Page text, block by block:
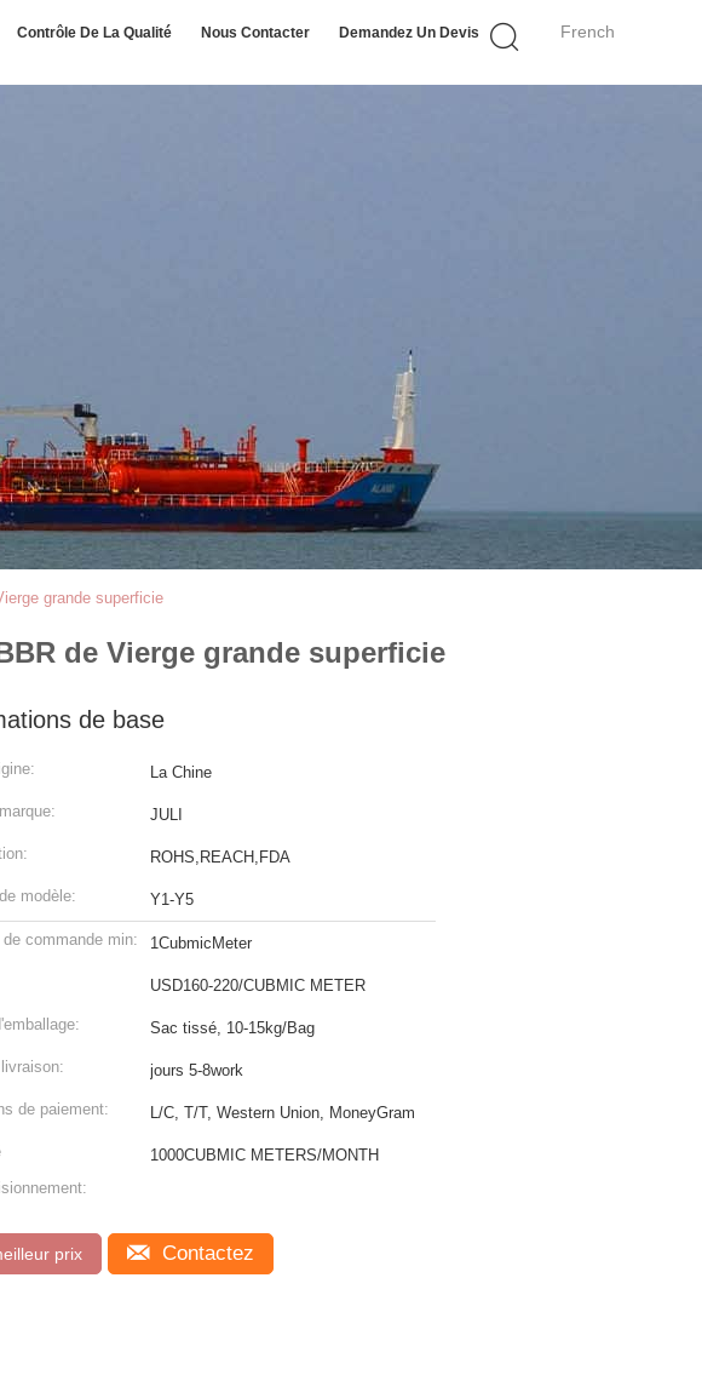
French
Contrôle De La Qualité Nous Contacter Demandez Un Devis
grande superficie
de Vierge grande superficie
de base
La Chine
JULI
ROHS,REACH,FDA
modèle: Y1-Y5
commande min: 1CubmicMeter
USD160-220/CUBMIC METER
Sac tissé, 10-15kg/Bag
jours 5-8work
de paiement: L/C, T/T, Western Union, MoneyGram
1000CUBMIC METERS/MONTH
prix Contactez